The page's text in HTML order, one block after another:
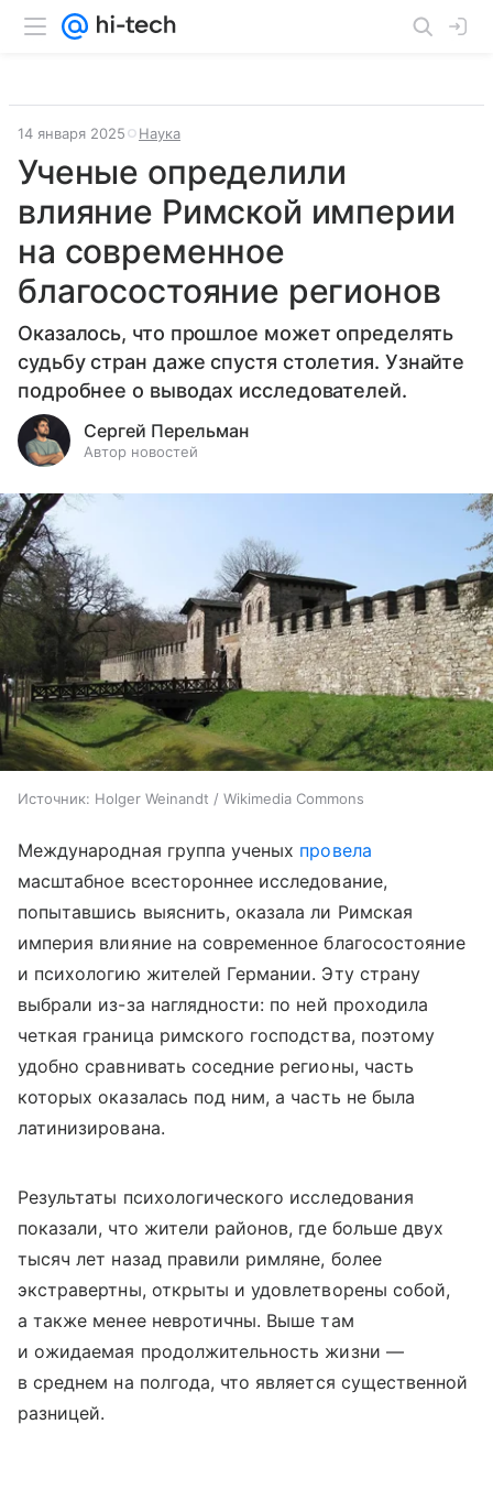
14 января 2025 Наука
Ученые определили
влияние Римской империи
на современное
благосостояние регионов
Оказалось, что прошлое может определять
судьбу стран даже спустя столетия. Узнайте
подробнее о выводах исследователей.
Сергей Перельман
Автор новостей
Источник: Holger Weinandt / Wikimedia Commons
Международная группа ученых провела
масштабное всестороннее исследование,
попытавшись выяснить, оказала ли Римская
империя влияние на современное благосостояние
и психологию жителей Германии. Эту страну
выбрали из-за наглядности: по ней проходила
четкая граница римского господства, поэтому
удобно сравнивать соседние регионы, часть
которых оказалась под ним, а часть не была
латинизирована.
Результаты психологического исследования
показали, что жители районов, где больше двух
тысяч лет назад правили римляне, более
экстравертны, открыты и удовлетворены собой,
а также менее невротичны. Выше там
и ожидаемая продолжительность жизни —
в среднем на полгода, что является существенной
разницей.